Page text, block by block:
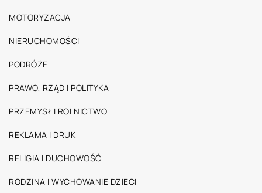
MOTORYZACJA
NIERUCHOMOŚCI
PODRÓŻE
PRAWO, RZĄD I POLITYKA
PRZEMYSŁ I ROLNICTWO
REKLAMA I DRUK
RELIGIA I DUCHOWOŚĆ
RODZINA I WYCHOWANIE DZIECI